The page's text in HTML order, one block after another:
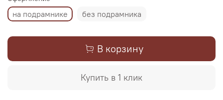
на подрамнике без подрамника
В корзину
Купить в 1 клик